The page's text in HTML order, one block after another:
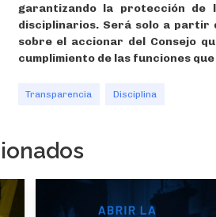
garantizando la protección de
disciplinarios. Será solo a partir
sobre el accionar del Consejo
cumplimiento de las funciones
Transparencia Disciplina